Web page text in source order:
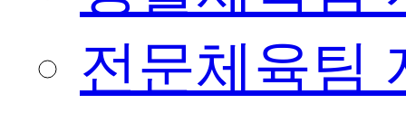
전문체육팀